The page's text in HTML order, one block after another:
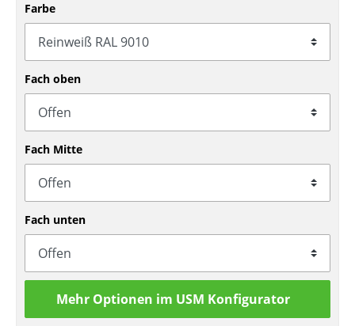
Bürodrehstühle
Konferenzstühle
Bürosessel
Einzelteile
Tische
Couchtische
Schreibtische
Farbe
Fach oben
Fach Mitte
Fach unten
Mehr Optionen im USM Konfigurator